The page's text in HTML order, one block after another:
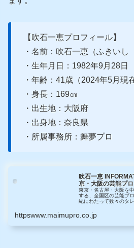
【吹石一恵プロフィール】
・名前：吹石一恵（ふきいし
・生年月日： 1982年9月 28日
・年齢： 41歳（2024年5月現
・身長： 169㎝
・出生地：大阪府
・出身地：奈良県
・所属事務所：舞夢プロ
吹石一恵
京・大阪の芸能プ
東京・名古屋・大阪を
する、全国区の芸能プ
紀にわたって数々のタ
httpswww.maimupro.co.jp